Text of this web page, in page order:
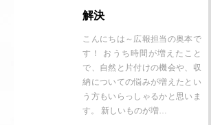
解決
こんにちは～広報担当の奥本で
す！ おうち時間が増えたこと
で、自然と片付けの機会や、収
納についての悩みが増えたとい
う方もいらっしゃるかと思いま
す。 新しいものが増…